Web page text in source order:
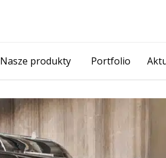
Nasze produkty Portfolio